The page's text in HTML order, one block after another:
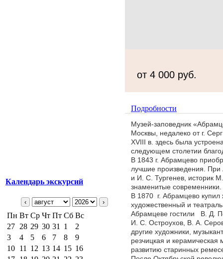
Календарь экскурсий
‹ ›
Пн Вт Ср Чт Пт Сб Вс
27 28 29 30 31 1
2
3
4 5 6 7 8
9
10 11 12 13 14 15 16
от 4 000 руб.
Подробности
Музей-заповедник
Москвы, недалеко от г.
XVIII в. здесь была
следующем столетии
В 1843 г. Абрамцево
лучшие произведения. При
и И. С. Тургенев, историк
знаменитые современники.
В 1870 г. Абрамцево
художественный и
Абрамцеве гостили В. Д.
И. С. Остроухов, В. А.
другие художники,
резчицкая и
развитию старинных